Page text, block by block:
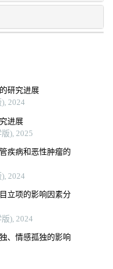
研究进展
2024
进展
), 2025
疾病和恶性肿瘤的
2024
立项的影响因素分
), 2024
、情感孤独的影响